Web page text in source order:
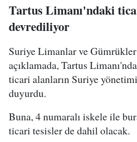
Tartus Limanı'ndaki
devrediliyor
Suriye Limanlar ve Gümrükler
açıklamada, Tartus
ticari alanların Suriye
duyurdu.
Buna, 4 numaralı iskele ile
ticari tesisler de dahil olacak.